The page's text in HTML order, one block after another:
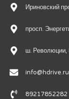
Ириновский
просп.
ш. Революции,
info@hdrive.ru
89217852282